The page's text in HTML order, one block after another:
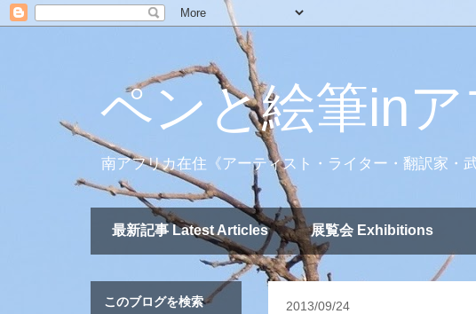
ペンと絵筆inア
南アフリカ在住《アーティスト・ライター・翻訳家・
最新記事 Latest Articles 展覧会 Exhibitions
2013/09/24
このブログを検索